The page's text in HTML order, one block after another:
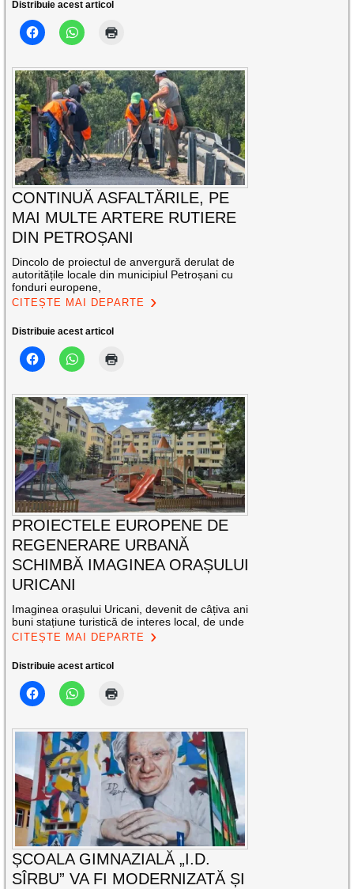
Distribuie acest articol
CONTINUĂ ASFALTĂRILE, PE
MAI MULTE ARTERE RUTIERE
DIN PETROȘANI
Dincolo de proiectul de anvergură derulat de
autoritățile locale din municipiul Petroșani cu
fonduri europene,
CITEȘTE MAI DEPARTE
Distribuie acest articol
PROIECTELE EUROPENE DE
REGENERARE URBANĂ
SCHIMBĂ IMAGINEA ORAȘULUI
URICANI
Imaginea orașului Uricani, devenit de câțiva ani
buni stațiune turistică de interes local, de unde
CITEȘTE MAI DEPARTE
Distribuie acest articol
ȘCOALA GIMNAZIALĂ „I.D.
SÎRBU” VA FI MODERNIZATĂ ȘI